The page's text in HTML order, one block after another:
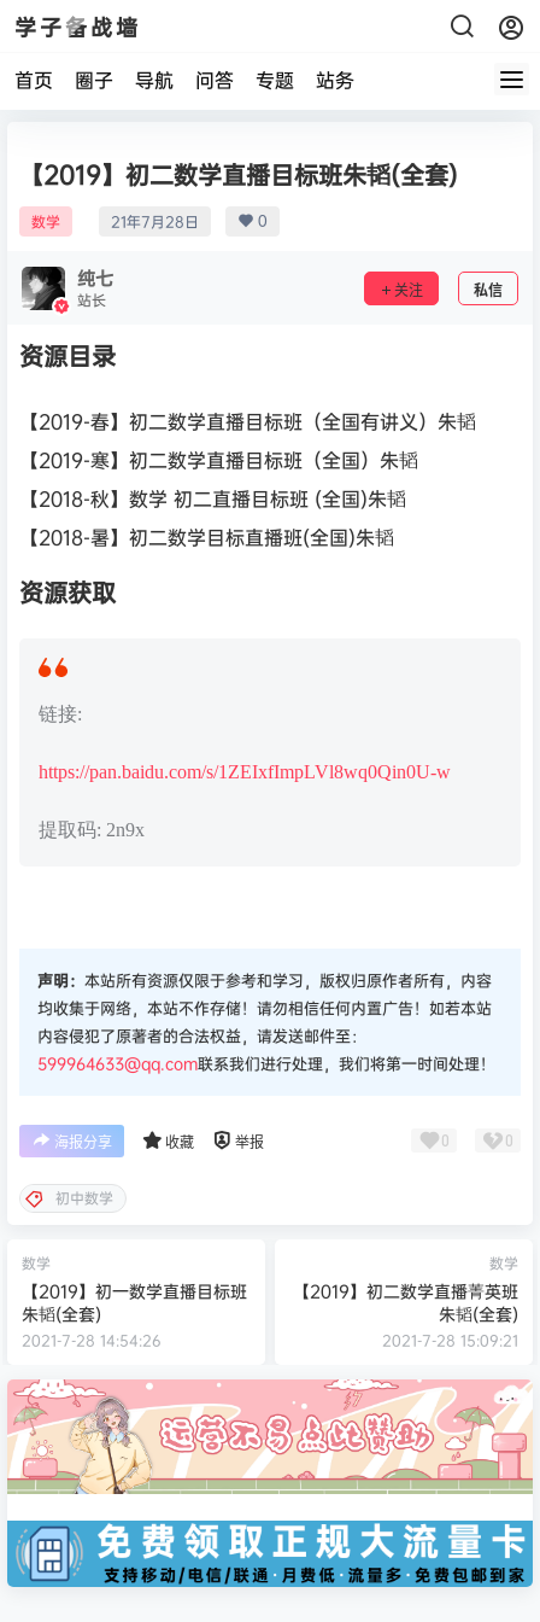
学子备战墙
首页 圈子 导航 问答 专题 站务
【2019】初二数学直播目标班朱韬(全套)
数学 21年7月28日 0
纯七
站长 关注 私信
资源目录
【2019-春】初二数学直播目标班（全国有讲义）朱韬
【2019-寒】初二数学直播目标班（全国）朱韬
【2018-秋】数学 初二直播目标班 (全国)朱韬
【2018-暑】初二数学目标直播班(全国)朱韬
资源获取
链接:
https://pan.baidu.com/s/1ZEIxfImpLVl8wq0Qin0U-w
提取码: 2n9x
声明： 本站所有资源仅限于参考和学习，版权归原作者所有，内容
均收集于网络，本站不作存储！请勿相信任何内置广告！如若本站
内容侵犯了原著者的合法权益，请发送邮件至：
599964633@qq.com联系我们进行处理，我们将第一时间处理！
海报分享 收藏 举报 0 0
初中数学
数学
【2019】初一数学直播目标班
朱韬(全套)
2021-7-28 14:54:26
数学
【2019】初二数学直播菁英班
朱韬(全套)
2021-7-28 15:09:21